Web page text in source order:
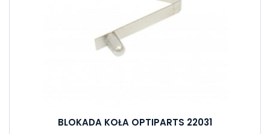
BLOKADA KOŁA OPTIPARTS 22031